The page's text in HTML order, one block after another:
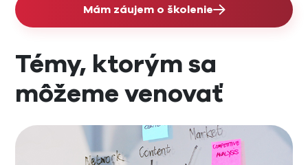
Mám záujem o školenie
Témy, ktorým sa
môžeme venovať